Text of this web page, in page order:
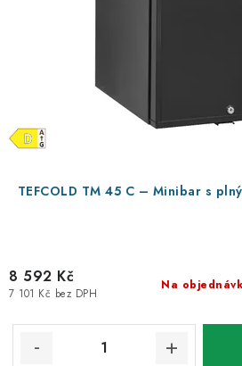
TEFCOLD TM 45 C – Minibar s
Na
7 101 Kč bez DPH
8 592 Kč